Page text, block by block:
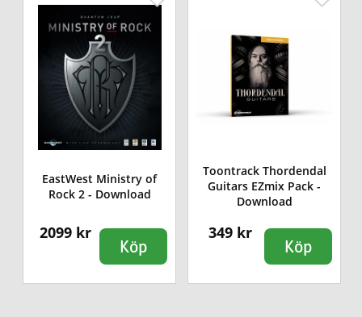
EastWest Ministry of
Rock 2 - Download
2099 kr
Köp
Toontrack Thordendal
Guitars EZmix Pack -
Download
349 kr
Köp